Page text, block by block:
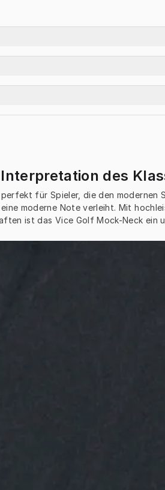
des
für Spieler, die den modernen
moderne Note verleiht. Mit
ist das Vice Golf Mock-Neck